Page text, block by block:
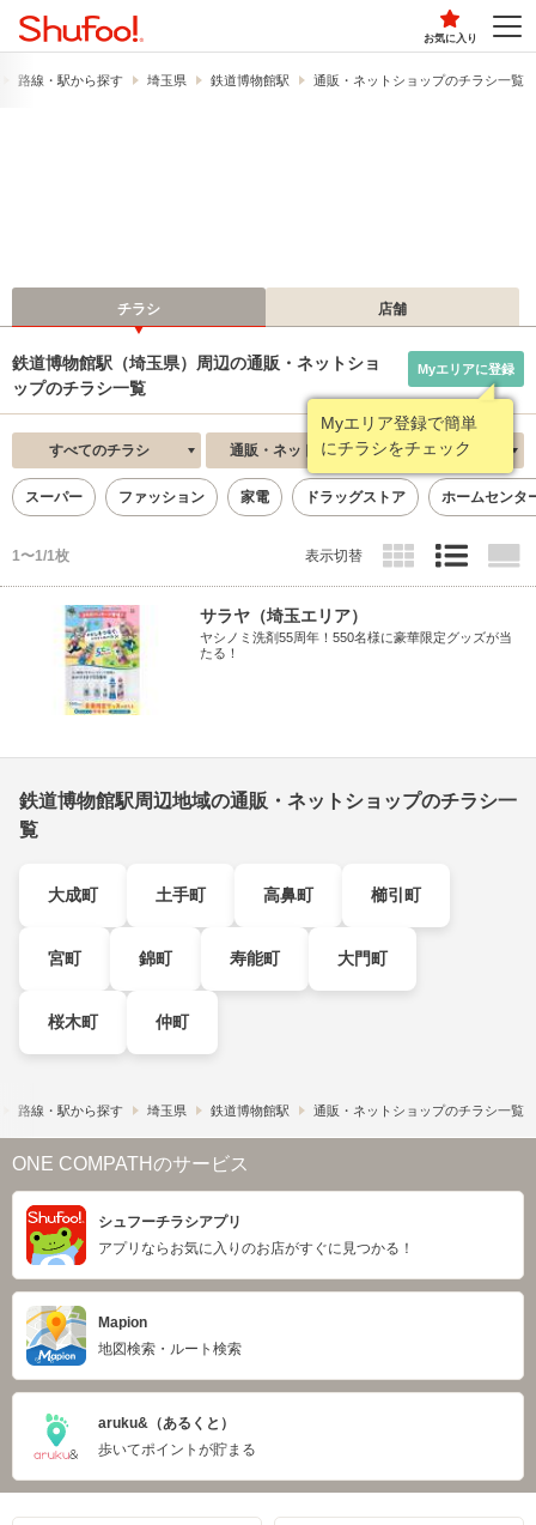
お気に入り
路線・駅から探す 埼玉県 鉄道博物館駅 通販・ネットショップのチラシ一覧
チラシ 店舗
鉄道博物館駅（埼玉県）周辺の通販・ネットショ
ップのチラシ一覧
Myエリア登録で簡単
にチラシをチェック
Myエリアに登録
すべてのチラシ 通販・ネットショップ 新着順
スーパー ファッション 家電 ドラッグストア ホームセンタ
1〜1/1枚 表示切替
サラヤ（埼玉エリア）
ヤシノミ洗剤55周年！550名様に豪華限定グッズが当
たる！
鉄道博物館駅周辺地域の通販・ネットショップのチラシ一
覧
大成町 土手町 高鼻町 櫛引町
宮町 錦町 寿能町 大門町
桜木町 仲町
路線・駅から探す 埼玉県 鉄道博物館駅 通販・ネットショップのチラシ一覧
ONE COMPATHのサービス
シュフーチラシアプリ
アプリならお気に入りのお店がすぐに見つかる！
Mapion
地図検索・ルート検索
aruku&（あるくと）
歩いてポイントが貯まる